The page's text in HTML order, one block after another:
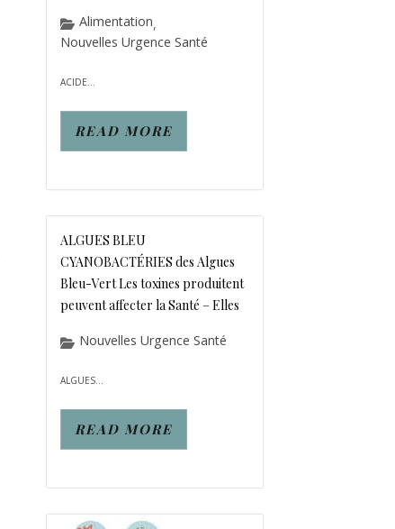
Alimentation,
Nouvelles Urgence Santé
ACIDE...
READ MORE
ALGUES BLEU
CYANOBACTÉRIES des Algues
Bleu-Vert Les toxines produitent
peuvent affecter la Santé – Elles
Nouvelles Urgence Santé
ALGUES...
READ MORE